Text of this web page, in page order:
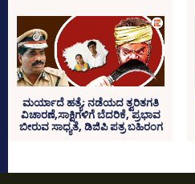
ಮರ್ಯಾದೆ ಹತ್ಯೆ; ನಡೆಯದ ತ್ವರಿತಗತಿ
ವಿಚಾರಣೆ,ಸಾಕ್ಷಿಗಳಿಗೆ ಬೆದರಿಕೆ, ಪ್ರಭಾವ
ಬೀರುವ ಸಾಧ್ಯತೆ, ಡಿಜಿಪಿ ಪತ್ರ ಬಹಿರಂಗ